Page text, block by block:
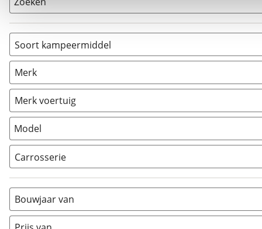
Soort kampeermiddel
Camper (4)
Caravan
Vouwwagen
Merk
Merk voertuig
Model
Carrosserie
Alkoof (1)
Busmodel
Caravan (0)
Half-integraal
Bouwjaar van